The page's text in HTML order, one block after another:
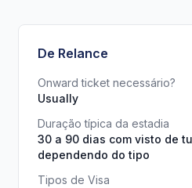
De Relance
Onward ticket necessário?
Usually
Duração típica da estadia
30 a 90 dias com visto de
dependendo do tipo
Tipos de Visa